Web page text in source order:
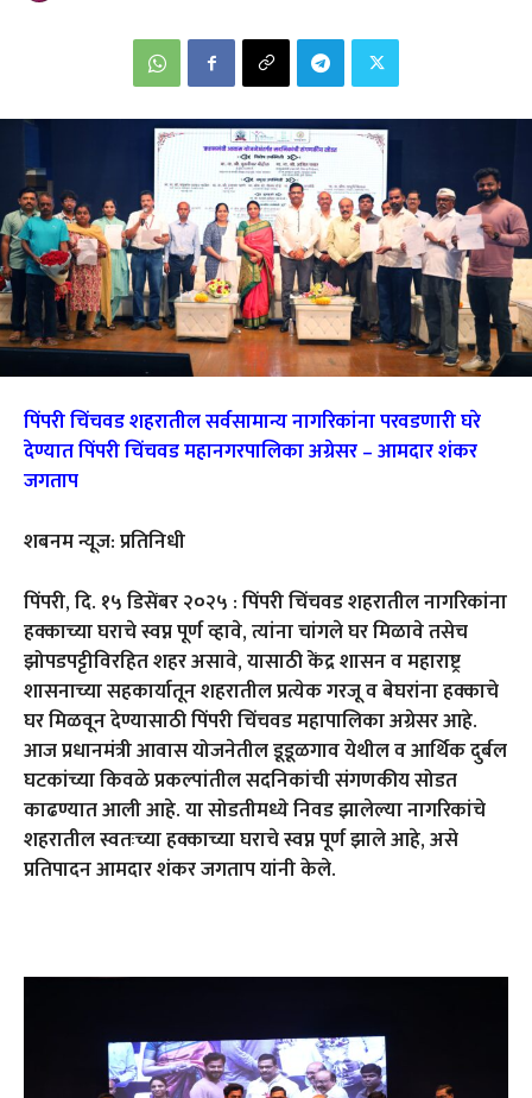
पिंपरी चिंचवड शहरातील सर्वसामान्य नागरिकांना परवडणारी घरे
देण्यात पिंपरी चिंचवड महानगरपालिका अग्रेसर – आमदार शंकर
जगताप
शबनम न्यूज: प्रतिनिधी
पिंपरी, दि. १५ डिसेंबर २०२५ : पिंपरी चिंचवड शहरातील नागरिकांना
हक्काच्या घराचे स्वप्न पूर्ण व्हावे, त्यांना चांगले घर मिळावे तसेच
झोपडपट्टीविरहित शहर असावे, यासाठी केंद्र शासन व महाराष्ट्र
शासनाच्या सहकार्यातून शहरातील प्रत्येक गरजू व बेघरांना हक्काचे
घर मिळवून देण्यासाठी पिंपरी चिंचवड महापालिका अग्रेसर आहे.
आज प्रधानमंत्री आवास योजनेतील डूडूळगाव येथील व आर्थिक दुर्बल
घटकांच्या किवळे प्रकल्पांतील सदनिकांची संगणकीय सोडत
काढण्यात आली आहे. या सोडतीमध्ये निवड झालेल्या नागरिकांचे
शहरातील स्वतःच्या हक्काच्या घराचे स्वप्न पूर्ण झाले आहे, असे
प्रतिपादन आमदार शंकर जगताप यांनी केले.